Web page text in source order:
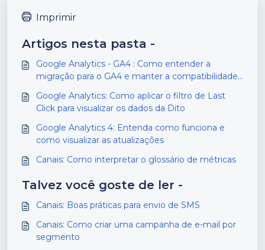
Imprimir
Artigos nesta pasta -
Google Analytics - GA4 : Como entender a
migração para o GA4 e manter a compatibilidade
Google Analytics: Como aplicar o filtro de Last
Click para visualizar os dados da Dito
Google Analytics 4: Entenda como funciona e
como visualizar as atualizações
Canais: Como interpretar o glossário de métricas
Talvez você goste de ler -
Canais: Boas práticas para envio de SMS
Canais: Como criar uma campanha de e-mail por
segmento